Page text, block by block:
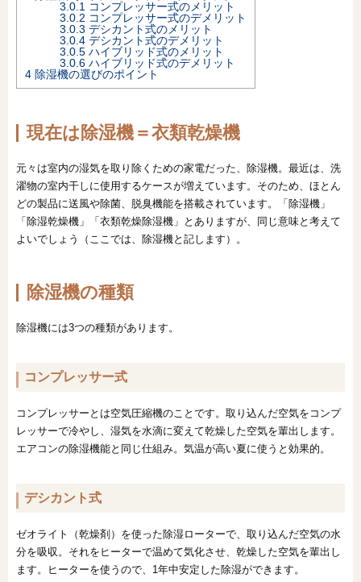
3.0.1 コンプレッサー式のメリット
3.0.2 コンプレッサー式のデメリット
3.0.3 デシカント式のメリット
3.0.4デシカント式のデメリット
3.0.5ハイブリッド式のメリット
3.0.6ハイブリッド式のデメリット
4 除湿機の選びのポイント
現在は除湿機＝衣類乾燥機
元々は室内の湿気を取り除くための家電だった、除湿機。最近は、洗
濯物の室内干しに使用するケースが増えています。そのため、ほとん
どの製品に送風や除菌、脱臭機能を搭載されています。「除湿機」
「除湿乾燥機」「衣類乾燥除湿機」とありますが、同じ意味と考えて
よいでしょう（ここでは、除湿機と記します）。
除湿機の種類
除湿機には3つの種類があります。
コンプレッサー式
コンプレッサーとは空気圧縮機のことです。取り込んだ空気をコンプ
レッサーで冷やし、湿気を水滴に変えて乾燥した空気を輩出します。
エアコンの除湿機能と同じ仕組み。気温が高い夏に使うと効果的。
デシカント式
ゼオライト（乾燥剤）を使った除湿ローターで、取り込んだ空気の水
分を吸収。それをヒーターで温めて気化させ、乾燥した空気を輩出し
ます。ヒーターを使うので、1年中安定した除湿ができます。